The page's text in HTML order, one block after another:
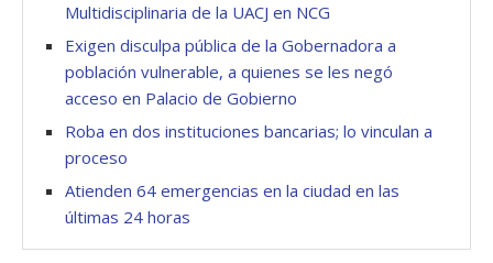
Multidisciplinaria de la UACJ en NCG
Exigen disculpa pública de la Gobernadora a
población vulnerable, a quienes se les negó
acceso en Palacio de Gobierno
Roba en dos instituciones bancarias; lo vinculan a
proceso
Atienden 64 emergencias en la ciudad en las
últimas 24 horas